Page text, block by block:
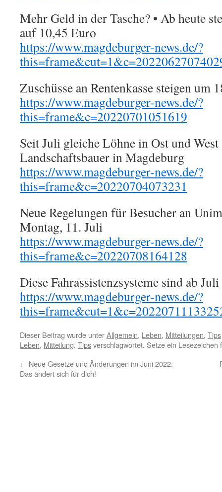
Mehr Geld in der Tasche? • Ab heute
auf 10,45 Euro
https://www.magdeburger-news.de/?
Zuschüsse an Rentenkasse steigen um
https://www.magdeburger-news.de/?
this=frame&c=20220701051619
Seit Juli gleiche Löhne in Ost und
Landschaftsbauer in Magdeburg
https://www.magdeburger-news.de/?
this=frame&c=20220704073231
Neue Regelungen für Besucher an
Montag, 11. Juli
https://www.magdeburger-news.de/?
this=frame&c=20220708164128
Diese Fahrassistenzsysteme sind ab
https://www.magdeburger-news.de/?
Dieser Beitrag wurde unterAllgemein, Leben, Mitteilungen, Tips
Leben, Mitteilung, Tipsverschlagwortet. Setze ein
← Neue Gesetze und Änderungen im Juni 2022:
Das ändert sich für dich!